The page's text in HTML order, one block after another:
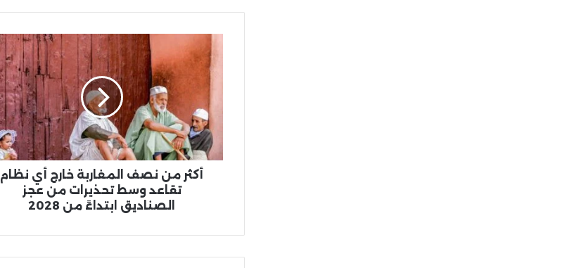
أكثر
من
نصف
المغاربة
نظام
تقاعد
وسط
تحذيراتأكثر من نصف المغاربة خارج أي نظام
تقاعد وسط تحذيرات من عجز
الصناديق ابتداءً من 2028